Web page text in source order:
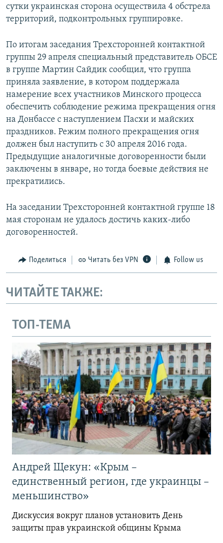
сутки украинская сторона осуществила 4 обстрела
территорий, подконтрольных группировке.
По итогам заседания Трехсторонней контактной
группы 29 апреля специальный представитель ОБСЕ
в группе Мартин Сайдик сообщил, что группа
приняла заявление, в котором поддержала
намерение всех участников Минского процесса
обеспечить соблюдение режима прекращения огня
на Донбассе с наступлением Пасхи и майских
праздников. Режим полного прекращения огня
должен был наступить с 30 апреля 2016 года.
Предыдущие аналогичные договоренности были
заключены в январе, но тогда боевые действия не
прекратились.
На заседании Трехсторонней контактной группе 18
мая сторонам не удалось достичь каких-либо
договоренностей.
Поделиться Читать без VPN Follow us
ЧИТАЙТЕ ТАКЖЕ:
ТОП-ТЕМА
Андрей Щекун: «Крым –
единственный регион, где украинцы –
меньшинство»
Дискуссия вокруг планов установить День
защиты прав украинской общины Крыма